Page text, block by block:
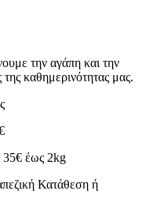
την αγάπη και την
καθημερινότητας μας.
35€ έως 2kg
Κατάθεση ή